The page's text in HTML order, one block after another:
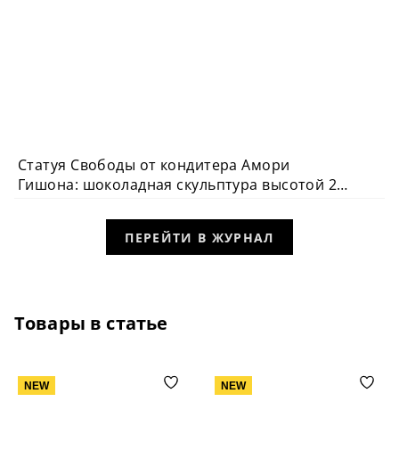
Статуя Свободы от кондитера Амори
Гишона: шоколадная скульптура высотой 2
ПЕРЕЙТИ В ЖУРНАЛ
Товары в статье
NEW NEW